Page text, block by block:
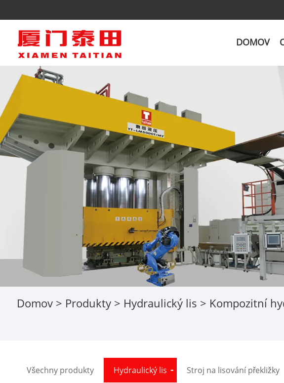
DOMOV
Domov > Produkty> Hydraulický lis > Kompozitní
Všechny produkty Hydraulický lis Stroj na lisování překližky